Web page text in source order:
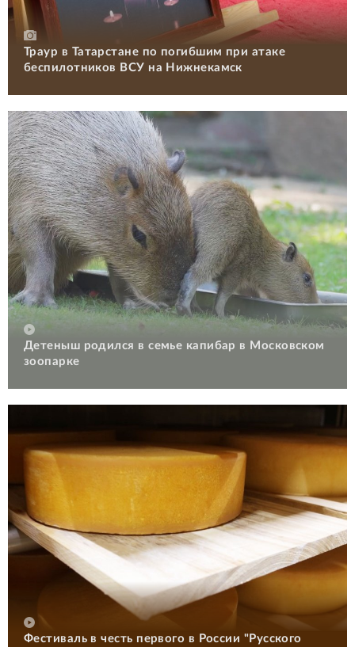
Траур в Татарстане по погибшим при атаке
беспилотников ВСУ на Нижнекамск
Детеныш родился в семье капибар в Московском
зоопарке
Фестиваль в честь первого в России "Русского